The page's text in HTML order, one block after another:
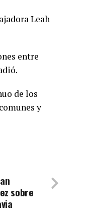
Leah
entre
de los
y
sobre